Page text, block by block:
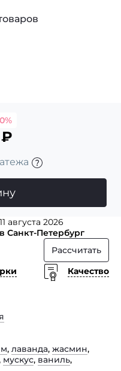
₽
11 августа 2026
в Санкт-Петербург
Рассчитать
Качество
, лаванда, жасмин,
мускус, ваниль,